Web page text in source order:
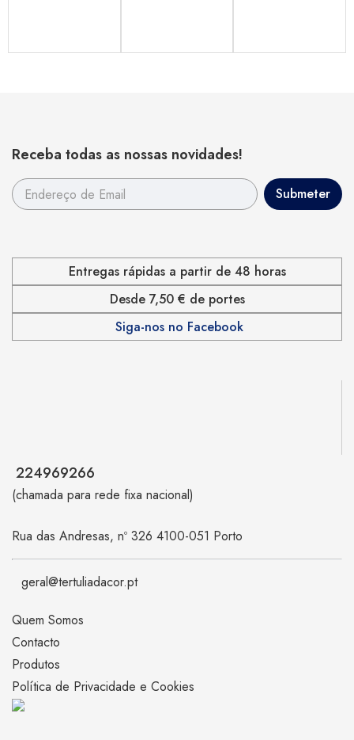
Receba todas as nossas novidades!
Entregas rápidas a partir de 48 horas
Desde 7,50 € de portes
Siga-nos no Facebook
224969266
(chamada para rede fixa nacional)
Rua das Andresas, nº 326 4100-051 Porto
geral@tertuliadacor.pt
Quem Somos
Contacto
Produtos
Política de Privacidade e Cookies